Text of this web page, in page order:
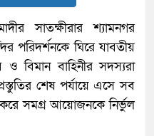
সাতক্ষীরার শ্যামনগর
পরিদর্শনকে ঘিরে যাবতীয়
ও বিমান বাহিনীর সদস্যরা
শেষ পর্যায়ে এসে সব
সমগ্র আয়োজনকে নির্ভুল